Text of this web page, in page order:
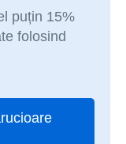
puțin 15%
folosind